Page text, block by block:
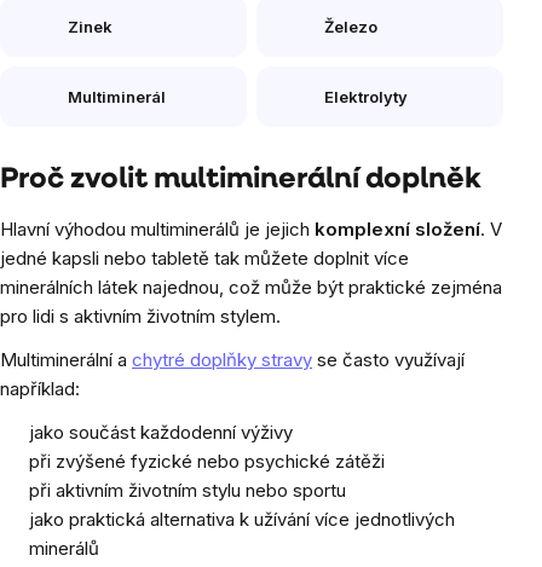
Zinek Železo
Multiminerál Elektrolyty
Proč zvolit multiminerální doplněk
Hlavní výhodou multiminerálů je jejich komplexní složení. V
jedné kapsli nebo tabletě tak můžete doplnit více
minerálních látek najednou, což může být praktické zejména
pro lidi s aktivním životním stylem.
Multiminerální a chytré doplňky stravy se často využívají
například:
jako součást každodenní výživy
při zvýšené fyzické nebo psychické zátěži
při aktivním životním stylu nebo sportu
jako praktická alternativa k užívání více jednotlivých
minerálů